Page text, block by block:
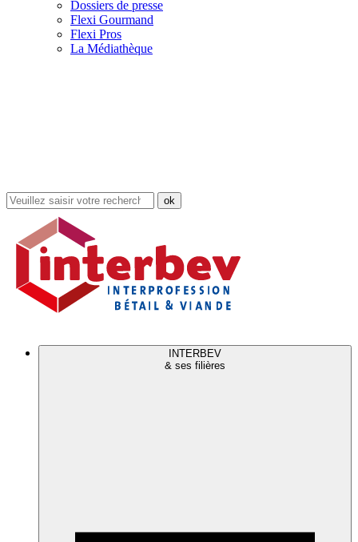
Dossiers de presse
Flexi Gourmand
Flexi Pros
La Médiathèque
Rechercher
dans
site
INTERBEV
& ses filières